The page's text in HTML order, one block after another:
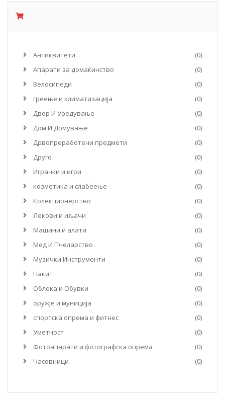
Антиквитети
(0)
Апарати за домаќинство
(0)
Велосипеди
(0)
греење и климатизација
(0)
Двор И Уредување
(0)
Дом И Домување
(0)
Дрвопреработени предмети
(0)
Друго
(0)
Играчки и игри
(0)
козметика и слабеење
(0)
Колекционерство
(0)
Лекови и иљачи
(0)
Машини и алати
(0)
Мед И Пчеларство
(0)
Музички Инструменти
(0)
Накит
(0)
Облека и Обувки
(0)
оружје и муниција
(0)
спортска опрема и фитнес
(0)
Уметност
(0)
Фотоапарати и фотографска опрема
(0)
Часовници
(0)